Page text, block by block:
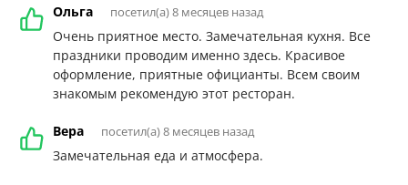
Ольга посетил(а) 8 месяцев назад
Очень приятное место. Замечательная кухня. Все
праздники проводим именно здесь. Красивое
оформление, приятные официанты. Всем своим
знакомым рекомендую этот ресторан.
Вера посетил(а) 8 месяцев назад
Замечательная еда и атмосфера.